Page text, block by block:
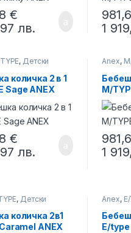
€
лв.
1
, Детски
количка 2 в 1
Sage ANEX
€
лв.
Anex,
M/
1
, Детски
количка 2в1
ANEX
Anex,
колички
E/type